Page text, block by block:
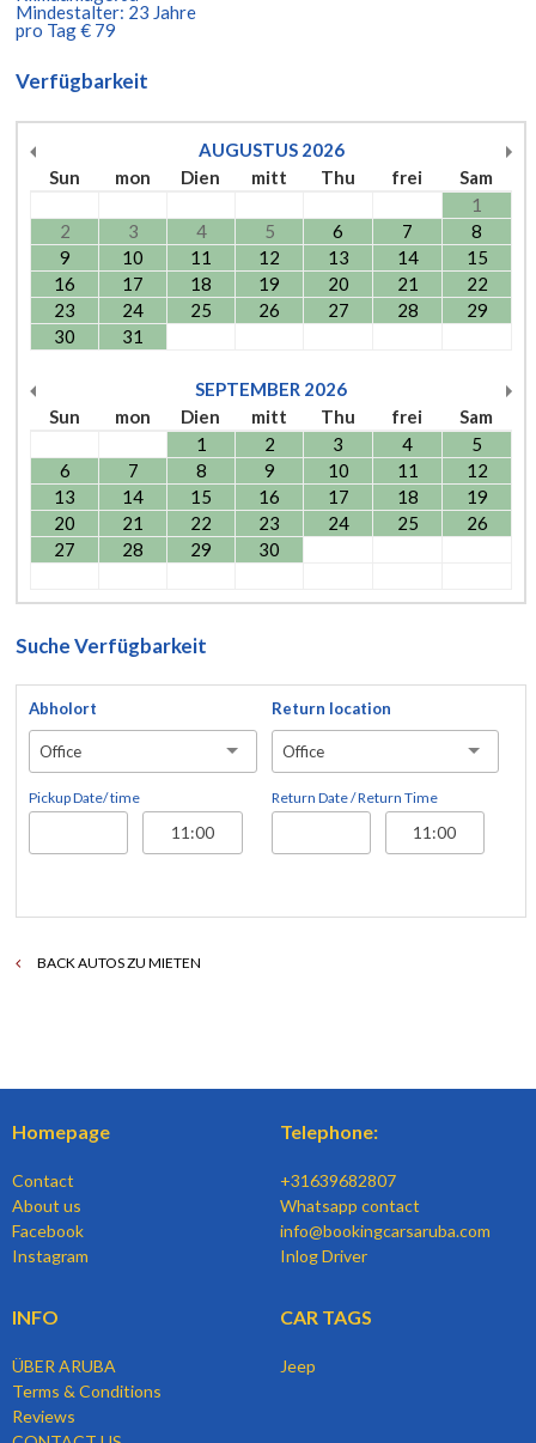
Mindestalter: 23 Jahre
pro Tag € 79
Verfügbarkeit
AUGUSTUS 2026
Sun
mon Dien mitt Thu frei
Sam
1
2
3 4 5 6 7
8
9
10 11 12 13 14
15
16
17 18 19 20 21
22
23
24 25 26 27 28
29
30
31
SEPTEMBER 2026
Sun
mon Dien mitt Thu frei
Sam
1
2 3 4
5
6
7 8 9 10 11
12
13
14 15 16 17 18
19
20
21 22 23 24 25
26
27
28 29 30
Suche Verfügbarkeit
Abholort
Office
Pickup Date/ time
Return location
Office
Return Date / Return Time
BACK AUTOS ZU MIETEN
Homepage
Contact
About us
Facebook
Instagram
Telephone:
+31639682807
Whatsapp contact
info@bookingcarsaruba.com
Inlog Driver
INFO
ÜBER ARUBA
Terms & Conditions
Reviews
CAR TAGS
Jeep